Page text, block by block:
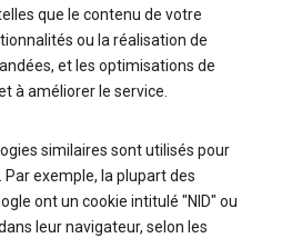
que le contenu de votre
ou la réalisation de
et les optimisations de
à améliorer le service.
similaires sont utilisés pour
exemple, la plupart des
ont un cookie intitulé "NID" ou
leur navigateur, selon les